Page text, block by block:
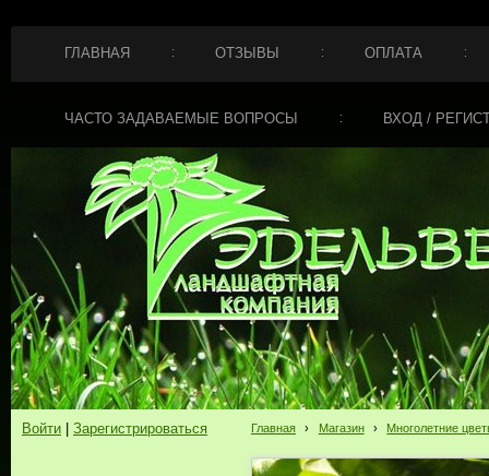
ГЛАВНАЯ ОТЗЫВЫ ОПЛАТА
ЧАСТО ЗАДАВАЕМЫЕ ВОПРОСЫ ВХОД /
Войти Зарегистрироваться Главная › Магазин › Многолетние